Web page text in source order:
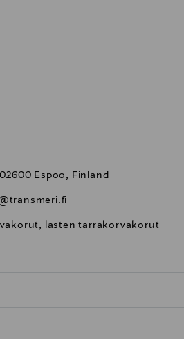
Espoo, Finland
lasten tarrakorvakorut